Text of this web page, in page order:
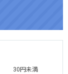
30円未満